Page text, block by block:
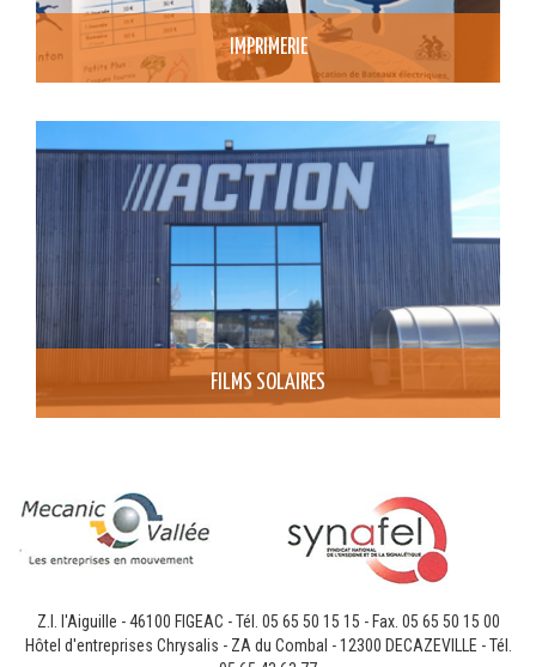
IMPRIMERIE
FILMS SOLAIRES
Z.I. l'Aiguille - 46100 FIGEAC - Tél. 05 65 50 15 15 - Fax. 05 65 50 15 00
Hôtel d'entreprises Chrysalis - ZA du Combal - 12300 DECAZEVILLE - Tél.